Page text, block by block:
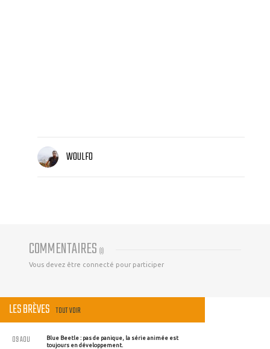
WOULFO
COMMENTAIRES (0)
Vous devez être connecté pour participer
LES BRÈVES TOUT VOIR
Blue Beetle : pas de panique, la série animée est
toujours en développement.
09 AOU